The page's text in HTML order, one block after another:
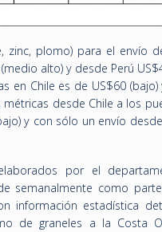
zinc, plomo) para el envío
alto) y desde Perú
en Chile es de US$60 (bajo)
desde Chile a los
y con sólo un envío
por el
semanalmente como
información estadística
de graneles a la Costa